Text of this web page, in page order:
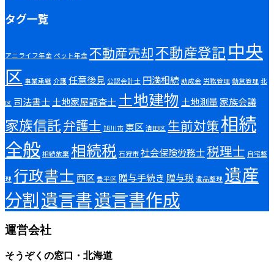
タグ一覧
アニライフ年金 ペット年金 不動産売却不動産登記中央
区 事業承継 介護 任意後見 公認会計士 円満相続 助成金 労務管理 勤怠管理 北
区 司法書士土地家屋調査士 土地建物 土地測量家族会議
家族信託弁護士 旭川市 東区 清田区 生前対策相続
全般 相続放棄 相続税 石狩市 社会保険労務士税理士 自宅整
理 行政書士西区 豊平区 贈与手続き 贈与税 遺品整理 遺産
分割遺言書遺言書作成
運営会社
そうぞくの窓口・北海道